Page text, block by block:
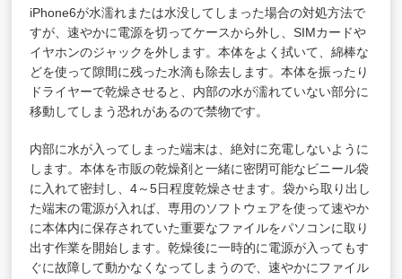
iPhone6が水濡れまたは水没してしまった場合の対処方法で
すが、速やかに電源を切ってケースから外し、SIMカードや
イヤホンのジャックを外します。本体をよく拭いて、綿棒な
どを使って隙間に残った水滴も除去します。本体を振ったり
ドライヤーで乾燥させると、内部の水が濡れていない部分に
移動してしまう恐れがあるので禁物です。
内部に水が入ってしまった端末は、絶対に充電しないように
します。本体を市販の乾燥剤と一緒に密閉可能なビニール袋
に入れて密封し、4～5日程度乾燥させます。袋から取り出し
た端末の電源が入れば、専用のソフトウェアを使って速やか
に本体内に保存されていた重要なファイルをパソコンに取り
出す作業を開始します。乾燥後に一時的に電源が入ってもす
ぐに故障して動かなくなってしまうので、速やかにファイル